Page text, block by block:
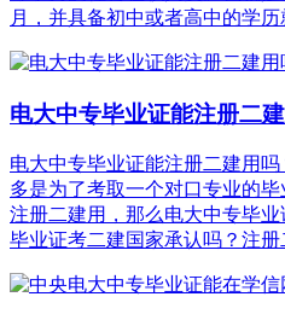
月，并具备初中或者高中的学历
电大中专毕业证能注册二
电大中专毕业证能注册二建用
多是为了考取一个对口专业的
注册二建用，那么电大中专毕
毕业证考二建国家承认吗？注册